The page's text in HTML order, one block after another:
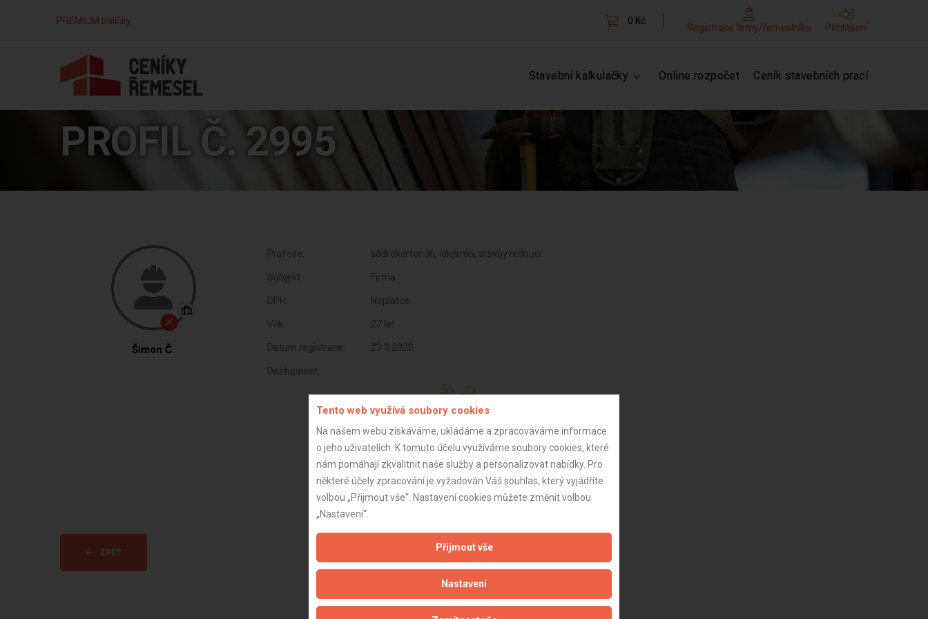
PREMIUM balíčky 0 Kč
Registrace firmy/řemeslníka Přihlášení
Stavební kalkulačky Online rozpočet Ceník stavebních prací
PROFIL Č. 2995
Šimon Č.
Profese: sádrokartonáři, lakýrníci, stavbyvedoucí
Subjekt: Firma
DPH: Neplátce
Věk: 27 let
Datum registrace: 23.3.2020
Dostupnost:
ZPĚT Aktualizováno z portálu ARES dne 02.01.2024 17:15:07
Tento web využívá soubory cookies
Na našem webu získáváme, ukládáme a zpracováváme informace
o jeho uživatelích. K tomuto účelu využíváme soubory cookies, které
nám pomáhají zkvalitnit naše služby a personalizovat nabídky. Pro
některé účely zpracování je vyžadován Váš souhlas, který vyjádříte
volbou „Přijmout vše“. Nastavení cookies můžete změnit volbou
„Nastavení“.
Přijmout vše
Nastavení